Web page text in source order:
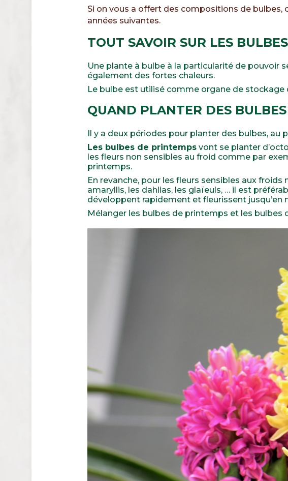
Si on vous a offert des compositions de bulbes,
années suivantes.
TOUT SAVOIR SUR LES BULBES
Une plante à bulbe à la particularité de pouvoir
également des fortes chaleurs.
Le bulbe est utilisé comme organe de
QUAND PLANTER DES
Il y a deux périodes pour planter des bulbes, au
Les bulbes de printemps vont se planter
les fleurs non sensibles au froid comme par
printemps.
En revanche, pour les fleurs sensibles aux
amaryllis, les dahlias, les glaïeuls, … il est
développent rapidement et fleurissent jusqu’en
Mélanger les bulbes de printemps et les bulbes